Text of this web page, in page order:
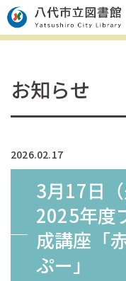
お知らせ
2026.02.17
3月17日（
2025年度
成講座「
ぷー」